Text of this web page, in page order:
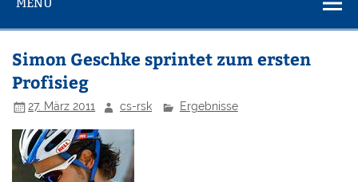
Simon Geschke sprintet zum ersten
Profisieg
27. März 2011 cs-rsk Ergebnisse